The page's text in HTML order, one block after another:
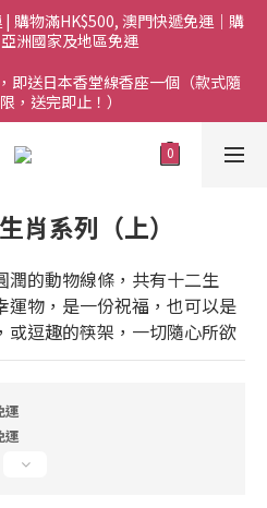
購物滿HK$500, 澳門快遞免運｜購
洲國家及地區免運
即送日本香堂線香座一個（款式隨
，送完即止！）
肖系列（上）
潤的動物線條，共有十二生
運物，是一份祝福，也可以是
或逗趣的筷架，一切隨心所欲
運
運